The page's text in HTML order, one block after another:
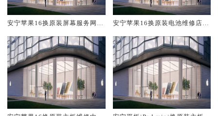
安宁苹果16换原装屏幕服务网点
安宁苹果16换原装电池维修店大